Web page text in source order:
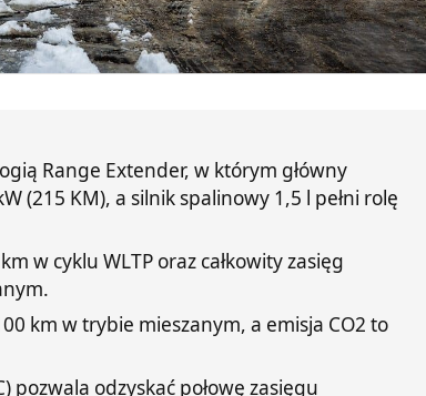
Range Extender, w którym główny
(215 KM), a silnik spalinowy 1,5 l pełni rolę
w cyklu WLTP oraz całkowity zasięg
km w trybie mieszanym, a emisja CO2 to
pozwala odzyskać połowę zasięgu